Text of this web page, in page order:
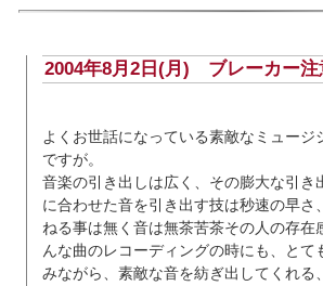
2004年8月2日(月) ブレーカー注
よくお世話になっている素敵なミュージ
ですが。
音楽の引き出しは広く、その膨大な引き
に合わせた音を引き出す技は秒速の早さ
ねる事は無く音は無茶苦茶その人の存在
んな曲のレコーディングの時にも、とて
みながら、素敵な音を紡ぎ出してくれる